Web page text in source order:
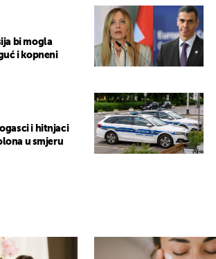
bi mogla
i kopneni
i hitnjaci
u smjeru